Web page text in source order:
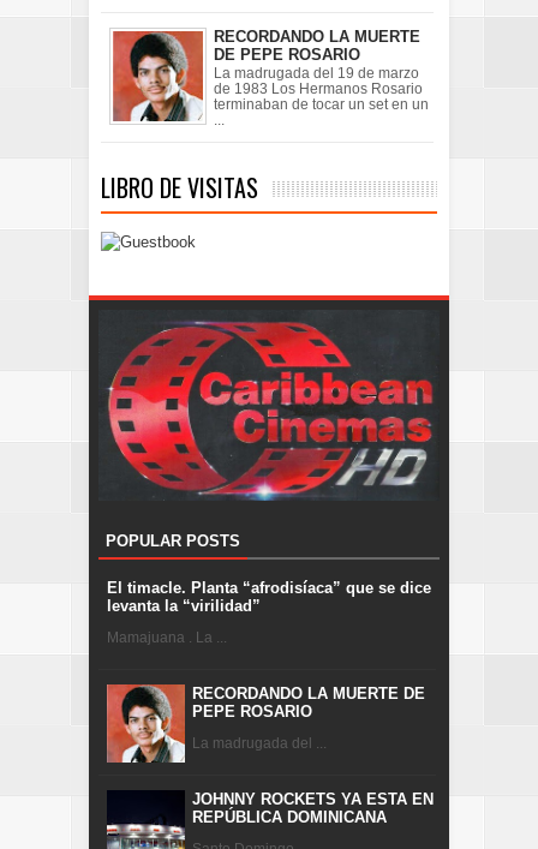
RECORDANDO LA MUERTE
DE PEPE ROSARIO
La madrugada del 19 de marzo
de 1983 Los Hermanos Rosario
terminaban de tocar un set en un
...
LIBRO DE VISITAS
POPULAR POSTS
El timacle. Planta “afrodisíaca” que se dice
levanta la “virilidad”
Mamajuana . La ...
RECORDANDO LA MUERTE DE
PEPE ROSARIO
La madrugada del ...
JOHNNY ROCKETS YA ESTA EN
REPÚBLICA DOMINICANA